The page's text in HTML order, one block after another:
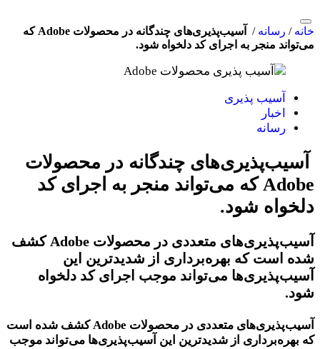
خانه / رسانه /
‫ آسیب‌پذیری‌های چندگانه در محصولات Adobe که
می‌تواند منجر به اجرای کد دلخواه ‌شود.
آسیب پذیری
اخبار
رسانه
‫ آسیب‌پذیری‌های چندگانه در محصولات
Adobe که می‌تواند منجر به اجرای کد
دلخواه ‌شود.
آسیب‌پذیری‌‌های متعددی در محصولات Adobe کشف
شده است که بهره‌برداری از شدیدترین این
آسیب‌پذیری‌ها می‌تواند موجب اجرای کد دلخواه
شود.
‫آسیب‌پذیری‌‌های متعددی در محصولات Adobe کشف شده است
که بهره‌برداری از شدیدترین این آسیب‌پذیری‌ها می‌تواند موجب